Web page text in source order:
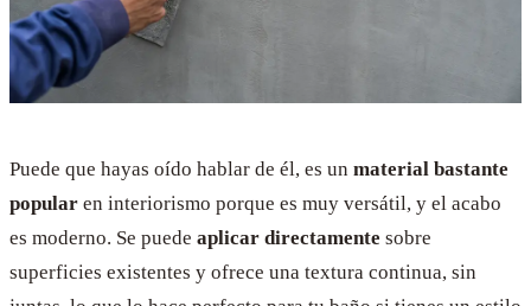
Puede que hayas oído hablar de él, es un material bastante
popular en interiorismo porque es muy versátil, y el acabo
es moderno. Se puede aplicar directamente sobre
superficies existentes y ofrece una textura continua, sin